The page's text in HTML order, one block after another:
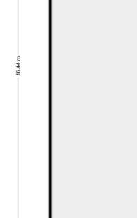
en potentie. Een
monumentaal wonen
Indeling
Begane grond:
ruime ontvangsthal.
zich de royale
staat met de
van circa 3,80 meter
eenvoudige keuken
volop ruimte voor een
eettafel, waardoor